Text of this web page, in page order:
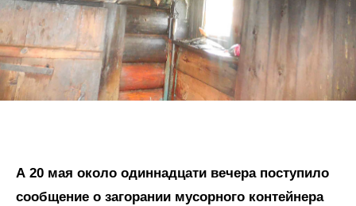
А 20 мая около одиннадцати вечера поступило
сообщение о загорании мусорного контейнера